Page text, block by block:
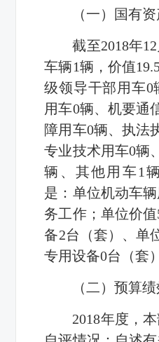
（一）国有
截至2018年12
车辆1辆，价值
级领导干部用车0
用车0辆、机要通
障用车0辆、执法
专业技术用车0辆
辆、其他用车1
是：单位机动车
务工作；单位价值
备2台（套）、单
专用设备0台（套
（二）预算
2018年度，